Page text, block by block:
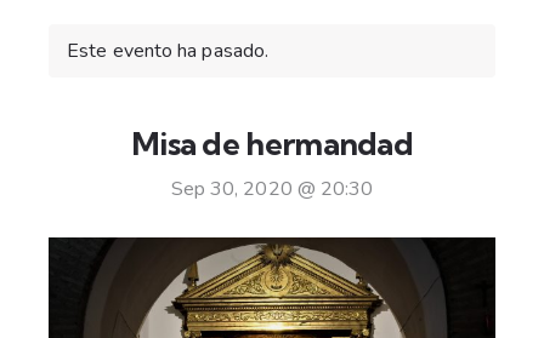
Este evento ha pasado.
Misa de hermandad
Sep 30, 2020 @ 20:30